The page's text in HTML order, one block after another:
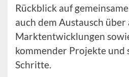
Rückblick auf
auch dem Austausch
Marktentwicklungen
kommender Projekte und
Schritte.